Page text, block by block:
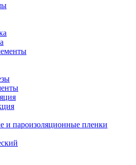
и пароизоляционные пленки